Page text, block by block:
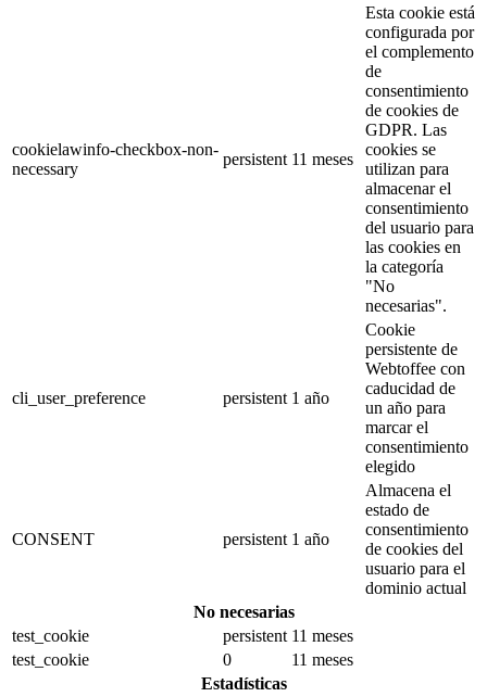
cookielawinfo-checkbox-non-
necessary
persistent 11 meses
Esta cookie está
configurada por
el complemento
de
consentimiento
de cookies de
GDPR. Las
cookies se
utilizan para
almacenar el
consentimiento
del usuario para
las cookies en
la categoría
"No
necesarias".
cli_user_preference persistent 1 año
Cookie
persistente de
Webtoffee con
caducidad de
un año para
marcar el
consentimiento
elegido
CONSENT persistent 1 año
Almacena el
estado de
consentimiento
de cookies del
usuario para el
dominio actual
No necesarias
test_cookie
persistent 11 meses
test_cookie
0
11 meses
Estadísticas